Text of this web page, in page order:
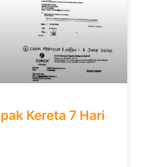
Kereta 7 Hari